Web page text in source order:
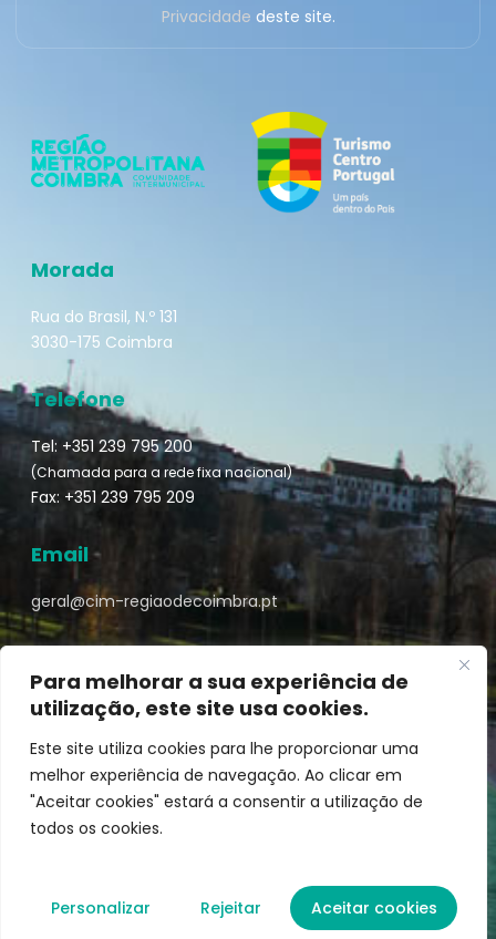
Para melhorar a sua experiência de
utilização, este site usa cookies.
Este site utiliza cookies para lhe proporcionar uma
melhor experiência de navegação. Ao clicar em
"Aceitar cookies" estará a consentir a utilização de
todos os cookies.
Personalizar Rejeitar Aceitar cookies
Privacidade deste site.
Morada
Rua do Brasil, N.º 131
3030-175 Coimbra
Telefone
Tel: +351 239 795 200
(Chamada para a rede fixa nacional)
Fax: +351 239 795 209
Email
geral@cim-regiaodecoimbra.pt
Turismo de Coimbra © || Desenvolvido por